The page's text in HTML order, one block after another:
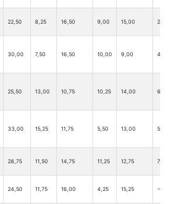
22,50 8,25 16,50 9,00 15,00 2,75
30,00 7,50 16,50 10,00 9,00 4,00
25,50 13,00 10,75 10,25 14,00 6,50
33,00 15,25 11,75 5,50 13,00 5,50
28,75 11,50 14,75 11,25 12,75 7,75
24,50 11,75 16,00 4,25 15,25 -